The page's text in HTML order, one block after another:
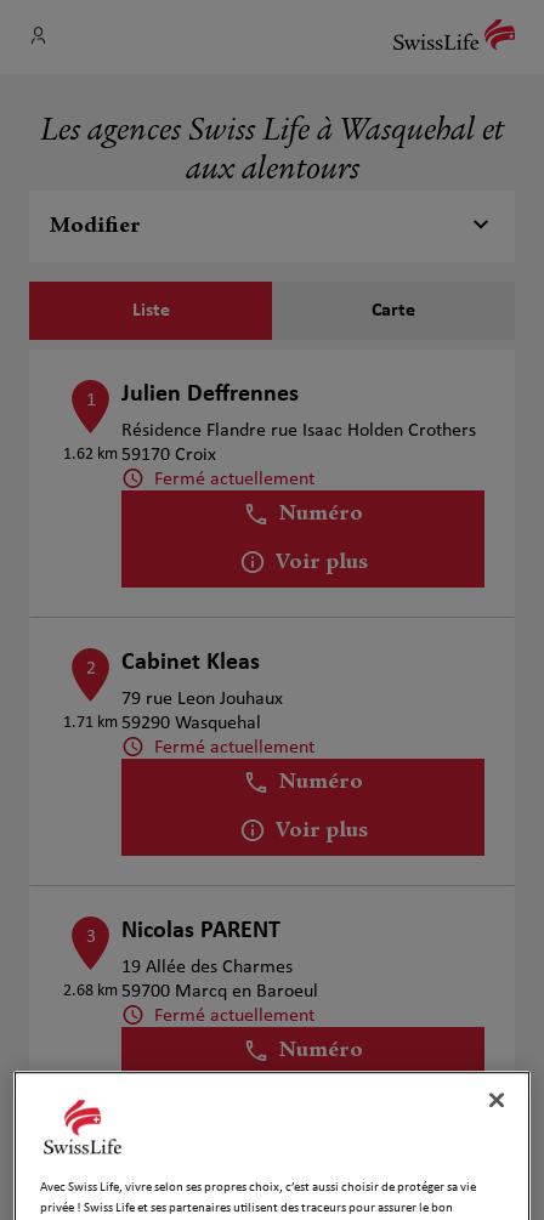
Les agences Swiss Life à Wasquehal et
aux alentours
Modifier
Liste Carte
1
1.62 km
Julien Deffrennes
Résidence Flandre rue Isaac Holden Crothers
59170 Croix
Fermé actuellement
Numéro
Voir plus
2
1.71 km
Cabinet Kleas
79 rue Leon Jouhaux
59290 Wasquehal
Fermé actuellement
Numéro
Voir plus
3
2.68 km
Nicolas PARENT
19 Allée des Charmes
59700 Marcq en Baroeul
Fermé actuellement
Numéro
4 JOMBART JEROME
Avec Swiss Life, vivre selon ses propres choix, c’est aussi choisir de protéger sa vie
privée ! Swiss Life et ses partenaires utilisent des traceurs pour assurer le bon